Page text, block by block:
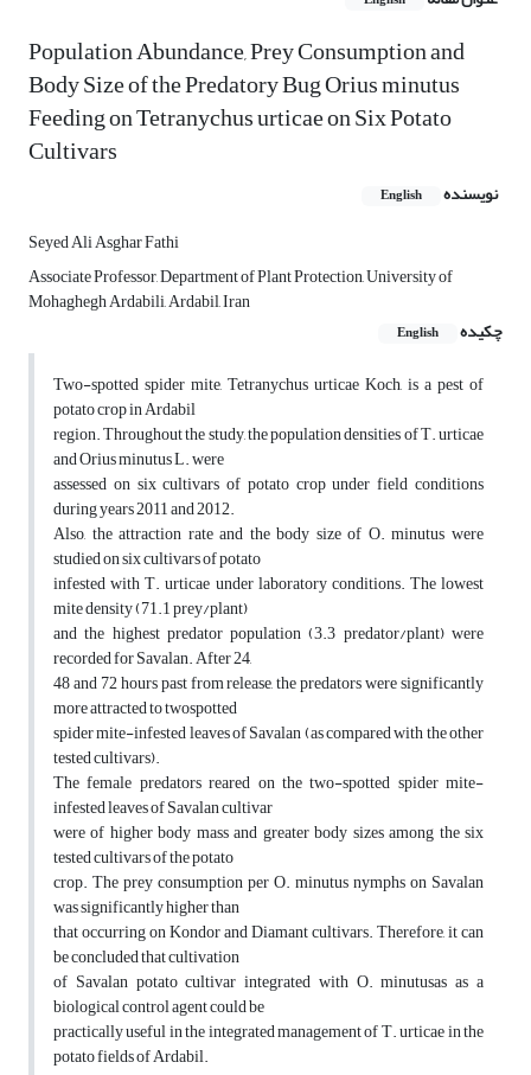
Population Abundance, Prey Consumption and
Body Size of the Predatory Bug Orius minutus
Feeding on Tetranychus urticae on Six Potato
Cultivars
نویسنده English
Seyed Ali Asghar Fathi
Associate Professor, Department of Plant Protection, University of
Mohaghegh Ardabili, Ardabil, Iran
چکیده
English
Two-spotted spider mite, Tetranychus urticae Koch, is a pest of
potato crop in Ardabil
region. Throughout the study, the population densities of T. urticae
and Orius minutus L. were
assessed on six cultivars of potato crop under field conditions
during years 2011 and 2012.
Also, the attraction rate and the body size of O. minutus were
studied on six cultivars of potato
infested with T. urticae under laboratory conditions. The lowest
mite density (71.1 prey/plant)
and the highest predator population (3.3 predator/plant) were
recorded for Savalan. After 24,
48 and 72 hours past from release, the predators were significantly
more attracted to twospotted
spider mite-infested leaves of Savalan (as compared with the other
tested cultivars).
The female predators reared on the two-spotted spider mite-
infested leaves of Savalan cultivar
were of higher body mass and greater body sizes among the six
tested cultivars of the potato
crop. The prey consumption per O. minutus nymphs on Savalan
was significantly higher than
that occurring on Kondor and Diamant cultivars. Therefore, it can
be concluded that cultivation
of Savalan potato cultivar integrated with O. minutusas as a
biological control agent could be
practically useful in the integrated management of T. urticae in the
potato fields of Ardabil.